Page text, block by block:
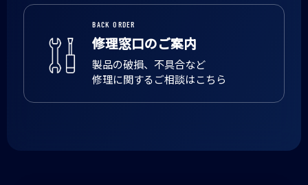
BACK ORDER
修理窓口のご案内
製品の破損、不具合など
修理に関するご相談はこちら